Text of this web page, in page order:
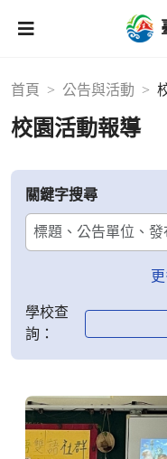
首頁 公告與活動
校園活動報導
關鍵字搜尋
學校查
詢：